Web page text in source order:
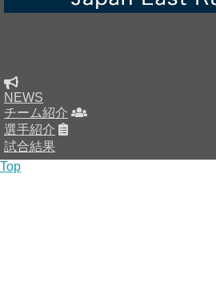
NEWS
チーム紹介
選手紹介
試合結果
Top